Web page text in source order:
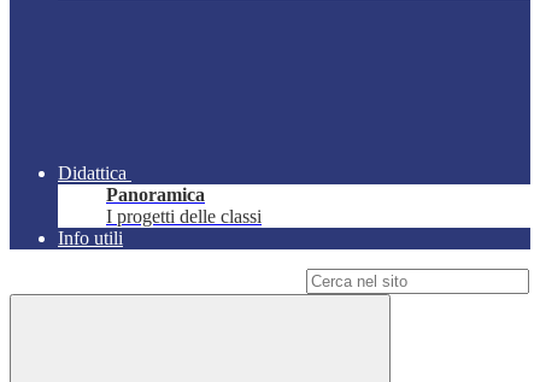
Didattica
Panoramica
I progetti delle classi
Info utili